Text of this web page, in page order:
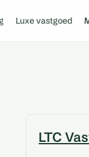
Luxe vastgoed
LTC